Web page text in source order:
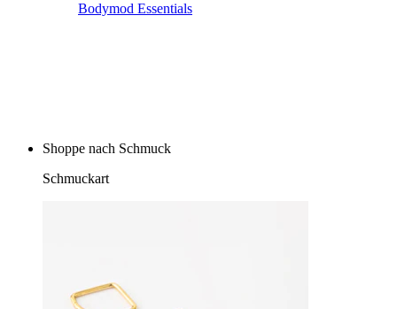
Bodymod Essentials
Shoppe nach Schmuck
Schmuckart